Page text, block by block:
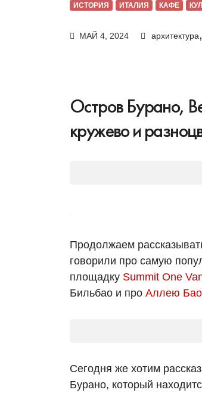
ИСТОРИЯ ИТАЛИЯ КАФЕ
МАЙ 4, 2024 архитектура,
Остров Бурано,
кружево и
Продолжаем
говорили про самую
площадку Summit One
Бильбао и про Аллею
Сегодня же хотим
Бурано, который